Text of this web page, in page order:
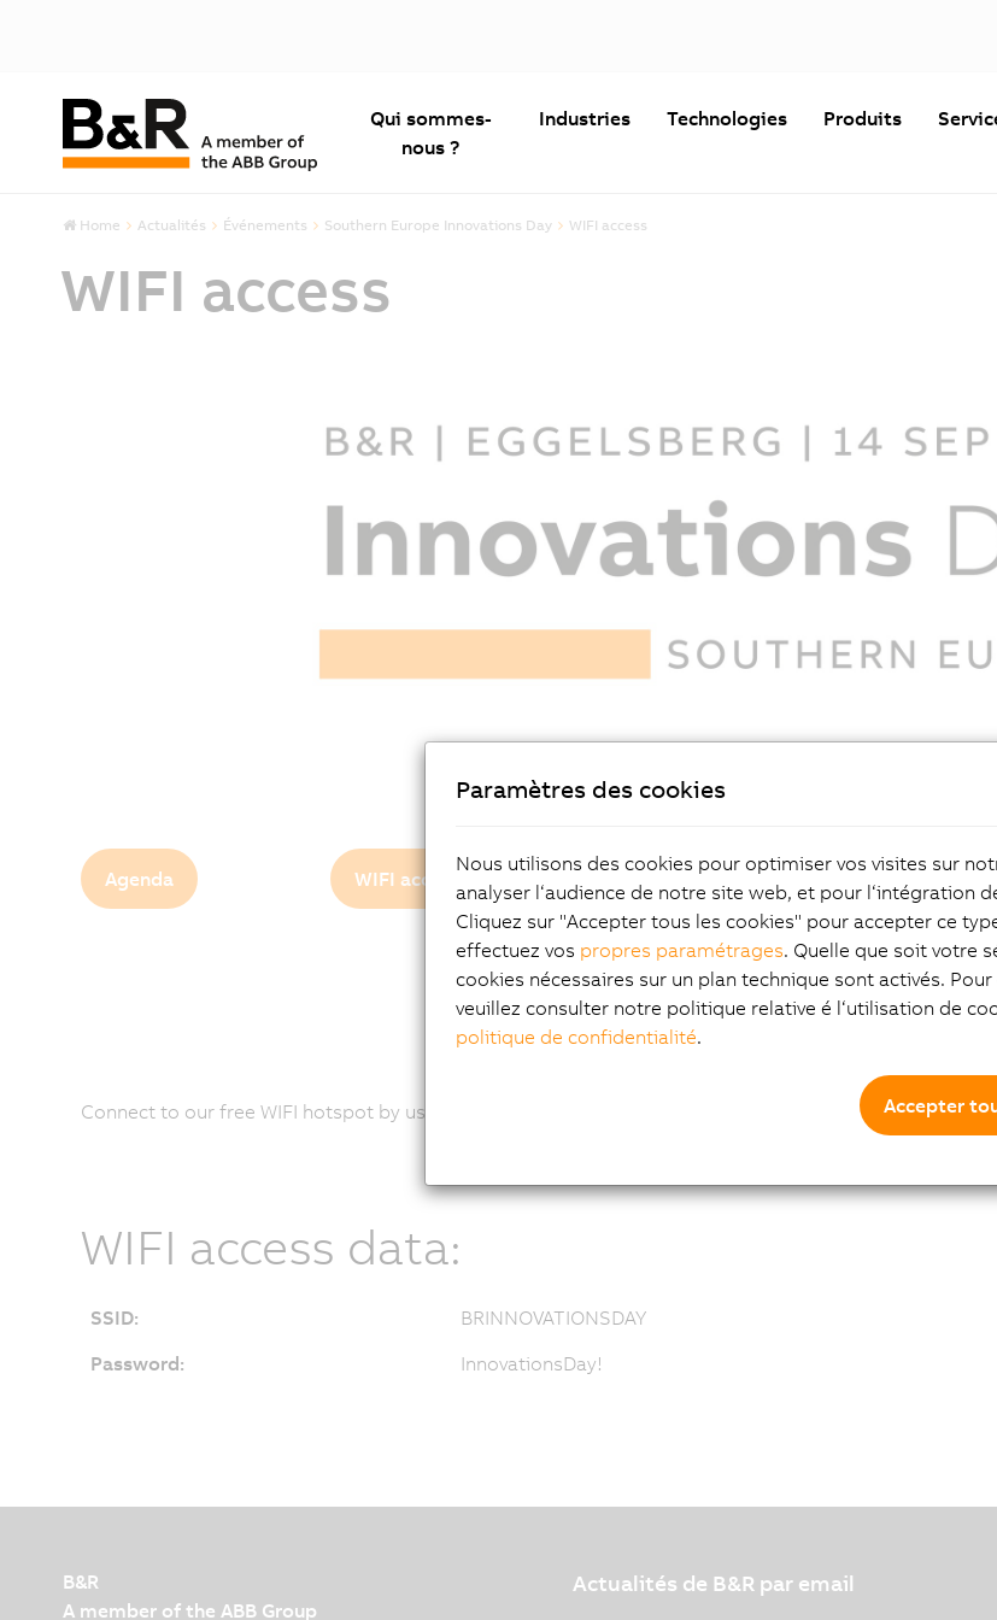
Qui sommes-
nous ?
Industries Technologies Produits
Home Actualités Événements Southern Europe Innovations Day WIFI access
WIFI access
Agenda WIFI access Location map Feedback form
Connect to our free WIFI hotspot by using the credentials below.
WIFI access data:
SSID:
BRINNOVATIONSDAY
Password:
InnovationsDay!
B&R
A member of the ABB Group
Actualités de B&R par email
Paramètres des cookies
Nous utilisons des cookies pour optimiser vos visites sur
analyser l‘audience de notre site web, et pour l‘intégration
Cliquez sur "Accepter tous les cookies" pour accepter ce
effectuez vos propres paramétrages. Quelle que soit votre
cookies nécessaires sur un plan technique sont activés. Pour
veuillez consulter notre politique relative é l‘utilisation de
politique de confidentialité.
Accepter